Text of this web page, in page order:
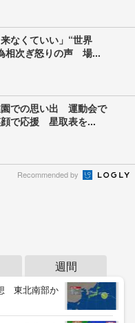
なくていい」“世界
相次ぎ怒りの声 場...
での思い出 運動会で
顔で応援 星取表を...
Recommended by
週間
東北南部か